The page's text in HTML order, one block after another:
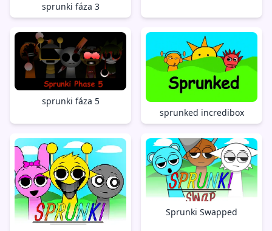
sprunki fáza 3
sprunki fáza 5
sprunked incredibox
Sprunki Swapped